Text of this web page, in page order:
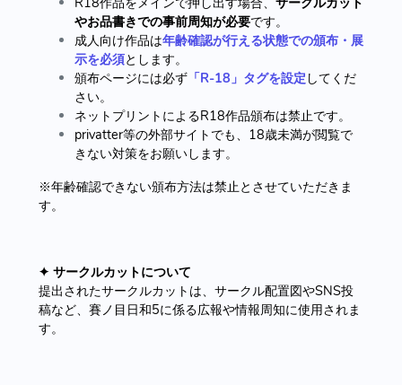
やお品書きでの事前周知が必要です。
成人向け作品は年齢確認が行える状態での頒布・展
示を必須とします。
頒布ページには必ず 「R-18」タグを設定してくだ
さい。
ネットプリントによるR18作品頒布は禁止です。
privatter等の外部サイトでも、18歳未満が閲覧で
きない対策をお願いします。
※年齢確認できない頒布方法は禁止とさせていただきま
す。
✦ サークルカットについて
提出されたサークルカットは、サークル配置図やSNS投
稿など、賽ノ目日和5に係る広報や情報周知に使用されま
す。